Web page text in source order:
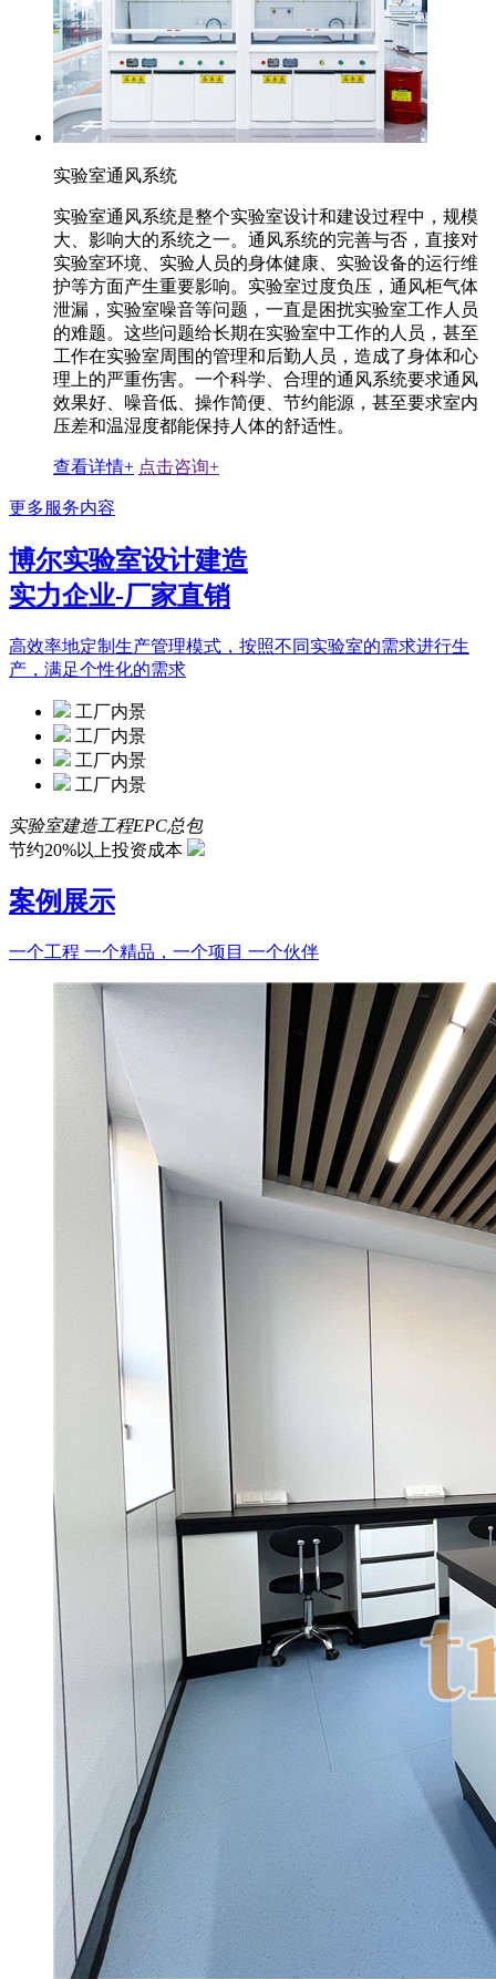
实验室通风系统
实验室通风系统是整个实验室设计和建设过程中，规模
大、影响大的系统之一。通风系统的完善与否，直接对
实验室环境、实验人员的身体健康、实验设备的运行维
护等方面产生重要影响。实验室过度负压，通风柜气体
泄漏，实验室噪音等问题，一直是困扰实验室工作人员
的难题。这些问题给长期在实验室中工作的人员，甚至
工作在实验室周围的管理和后勤人员，造成了身体和心
理上的严重伤害。一个科学、合理的通风系统要求通风
效果好、噪音低、操作简便、节约能源，甚至要求室内
压差和温湿度都能保持人体的舒适性。
查看详情+ 点击咨询+
更多服务内容
博尔实验室设计建造
实力企业-厂家直销
高效率地定制生产管理模式，按照不同实验室的需求进行生
产，满足个性化的需求
工厂内景
工厂内景
工厂内景
工厂内景
实验室建造工程EPC总包
节约20%以上投资成本
案例展示
一个工程 一个精品，一个项目 一个伙伴